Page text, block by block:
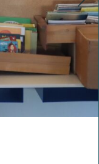
intéressants à "ma
"
de manifestation
les matériaux
ses fiches produits